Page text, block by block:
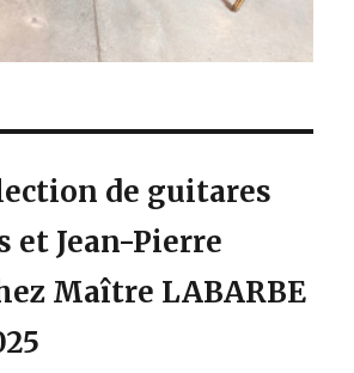
de guitares
et Jean-Pierre
Maître LABARBE